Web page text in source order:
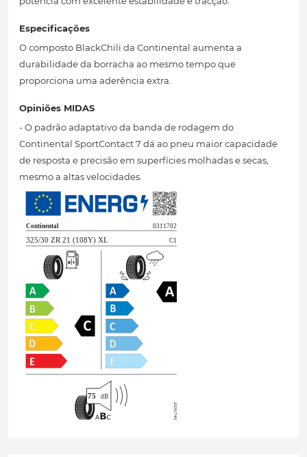
Especificações
O composto BlackChili da Continental aumenta a
durabilidade da borracha ao mesmo tempo que
proporciona uma aderência extra.
Opiniões MIDAS
- O padrão adaptativo da banda de rodagem do
Continental SportContact 7 dá ao pneu maior capacidade
de resposta e precisão em superfícies molhadas e secas,
mesmo a altas velocidades.